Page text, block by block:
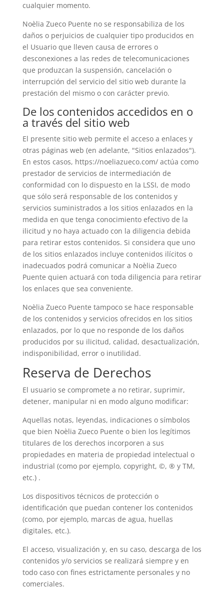
cualquier momento.
Noèlia Zueco Puente no se responsabiliza de los
daños o perjuicios de cualquier tipo producidos en
el Usuario que lleven causa de errores o
desconexiones a las redes de telecomunicaciones
que produzcan la suspensión, cancelación o
interrupción del servicio del sitio web durante la
prestación del mismo o con carácter previo.
De los contenidos accedidos en o
a través del sitio web
El presente sitio web permite el acceso a enlaces y
otras páginas web (en adelante, "Sitios enlazados").
En estos casos, https://noeliazueco.com/ actúa como
prestador de servicios de intermediación de
conformidad con lo dispuesto en la LSSI, de modo
que sólo será responsable de los contenidos y
servicios suministrados a los sitios enlazados en la
medida en que tenga conocimiento efectivo de la
ilicitud y no haya actuado con la diligencia debida
para retirar estos contenidos. Si considera que uno
de los sitios enlazados incluye contenidos ilícitos o
inadecuados podrá comunicar a Noèlia Zueco
Puente quien actuará con toda diligencia para retirar
los enlaces que sea conveniente.
Noèlia Zueco Puente tampoco se hace responsable
de los contenidos y servicios ofrecidos en los sitios
enlazados, por lo que no responde de los daños
producidos por su ilicitud, calidad, desactualización,
indisponibilidad, error o inutilidad.
Reserva de Derechos
El usuario se compromete a no retirar, suprimir,
detener, manipular ni en modo alguno modificar:
Aquellas notas, leyendas, indicaciones o símbolos
que bien Noèlia Zueco Puente o bien los legítimos
titulares de los derechos incorporen a sus
propiedades en materia de propiedad intelectual o
industrial (como por ejemplo, copyright, ©, ® y TM,
etc.) .
Los dispositivos técnicos de protección o
identificación que puedan contener los contenidos
(como, por ejemplo, marcas de agua, huellas
digitales, etc.).
El acceso, visualización y, en su caso, descarga de los
contenidos y/o servicios se realizará siempre y en
todo caso con fines estrictamente personales y no
comerciales.